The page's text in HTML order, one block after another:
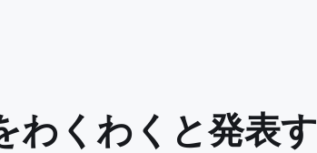
わくわくと発表す